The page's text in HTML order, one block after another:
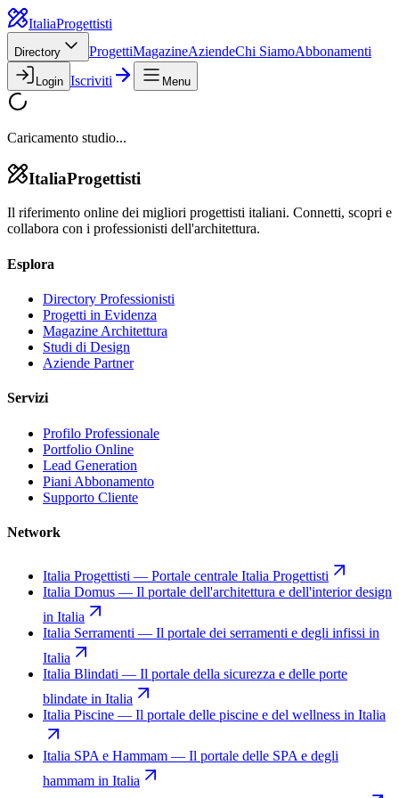
ItaliaProgettisti
Directory ProgettiMagazineAziendeChi SiamoAbbonamenti
Login Iscriviti Menu
Caricamento studio...
ItaliaProgettisti
Il riferimento online dei migliori progettisti italiani. Connetti, scopri e
collabora con i professionisti dell'architettura.
Esplora
Directory Professionisti
Progetti in Evidenza
Magazine Architettura
Studi di Design
Aziende Partner
Servizi
Profilo Professionale
Portfolio Online
Lead Generation
Piani Abbonamento
Supporto Cliente
Network
Italia Progettisti — Portale centrale Italia Progettisti
Italia Domus — Il portale dell'architettura e dell'interior design
in Italia
Italia Serramenti — Il portale dei serramenti e degli infissi in
Italia
Italia Blindati — Il portale della sicurezza e delle porte
blindate in Italia
Italia Piscine — Il portale delle piscine e del wellness in Italia
Italia SPA e Hammam — Il portale delle SPA e degli
hammam in Italia